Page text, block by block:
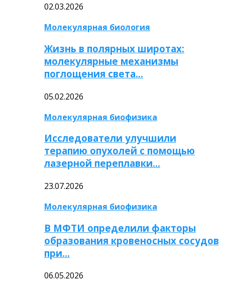
02.03.2026
Молекулярная биология
Жизнь в полярных широтах:
молекулярные механизмы
поглощения света…
05.02.2026
Молекулярная биофизика
Исследователи улучшили
терапию опухолей с помощью
лазерной переплавки…
23.07.2026
Молекулярная биофизика
В МФТИ определили факторы
образования кровеносных сосудов
при…
06.05.2026